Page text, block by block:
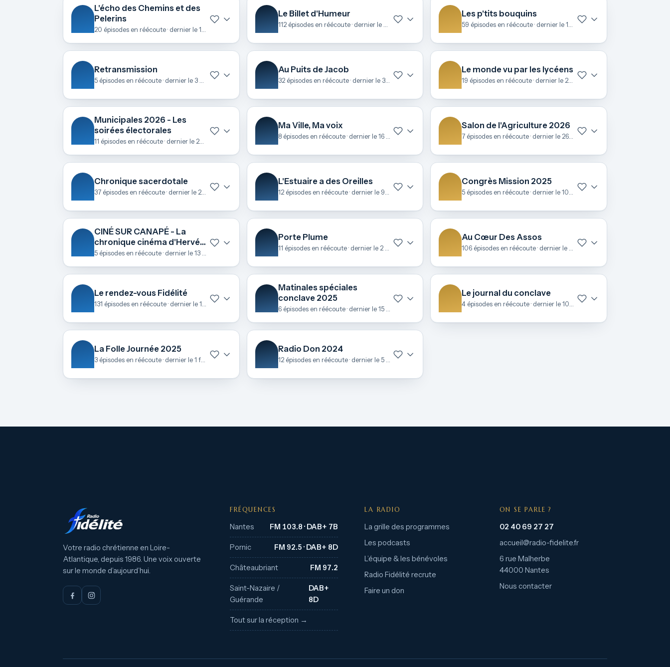
L'écho des Chemins et des
Pelerins
20 épisodes en réécoute · dernier le 1 mai
Le Billet d'Humeur Les p'tits bouquins
Retransmission Au Puits de Jacob
32 épisodes en réécoute · dernier le 31 mars
Le monde vu par les lycéens
Municipales 2026 - Les
soirées électorales
11 épisodes en réécoute · dernier le 23 mars
Ma Ville, Ma voix Salon de l'Agriculture 2026
Chronique sacerdotale L'Estuaire a des Oreilles Congrès Mission 2025
CINÉ SUR CANAPÉ - La
chronique cinéma d'Hervé
Le Roch
5 épisodes en réécoute · dernier le 13 octobre
Porte Plume Au Cœur Des Assos
Le rendez-vous Fidélité
Matinales spéciales
conclave 2025
6 épisodes en réécoute · dernier le 15 mai
Le journal du conclave
La Folle Journée 2025 Radio Don 2024
Votre radio chrétienne en Loire-
Atlantique, depuis 1986. Une voix ouverte
sur le monde d’aujourd’hui.
FRÉQUENCES
Nantes FM 103.8 · DAB+ 7B
Pornic FM 92.5 · DAB+ 8D
Châteaubriant FM 97.2
Saint-Nazaire /
Guérande
DAB+
8D
Tout sur la réception →
LA RADIO
La grille des programmes
Les podcasts
L’équipe & les bénévoles
Radio Fidélité recrute
Faire un don
ON SE PARLE ?
02 40 69 27 27
accueil@radio-fidelite.fr
6 rue Malherbe
44000 Nantes
Nous contacter